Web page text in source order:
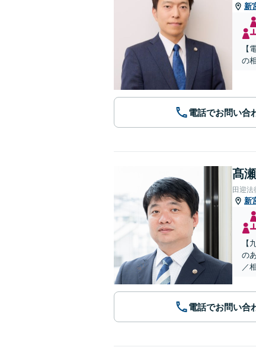
新
【
の
電話でお問い合
髙
田迎法
新
【
の
／
電話でお問い合